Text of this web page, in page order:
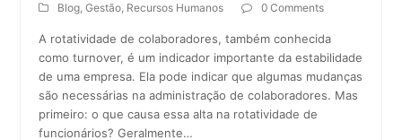
Blog,Gestão, Recursos Humanos 0 Comments
A rotatividade de colaboradores, também conhecida
como turnover, é um indicador importante da estabilidade
de uma empresa. Ela pode indicar que algumas mudanças
são necessárias na administração de colaboradores. Mas
primeiro: o que causa essa alta na rotatividade de
funcionários? Geralmente…